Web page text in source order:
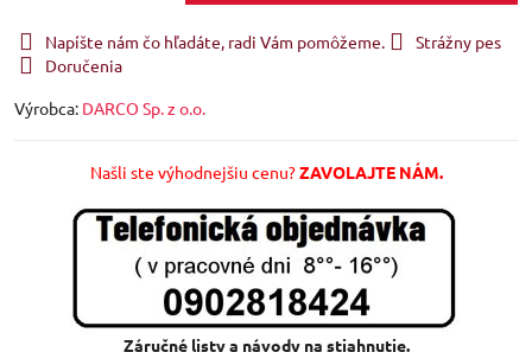
Napíšte nám čo hľadáte, radi Vám pomôžeme.
Strážny pes
Doručenia
Výrobca: DARCO Sp. z o.o.
Našli ste výhodnejšiu cenu?ZAVOLAJTE NÁM.
Záručné listy a návody na stiahnutie.